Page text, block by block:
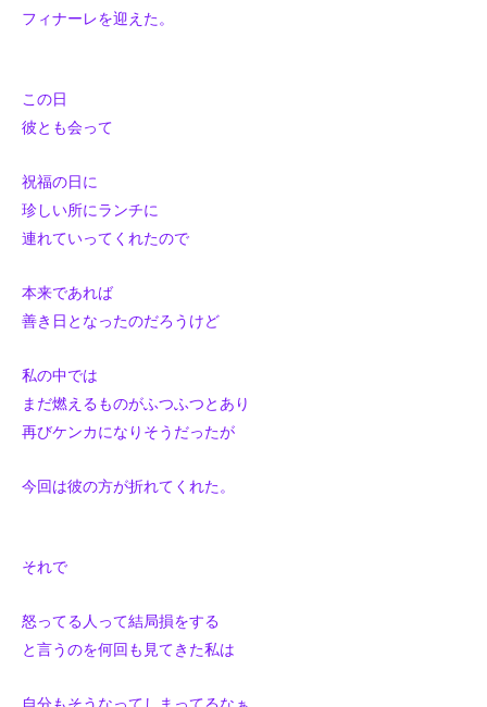
フィナーレを迎えた。
この日
彼とも会って
祝福の日に
珍しい所にランチに
連れていってくれたので
本来であれば
善き日となったのだろうけど
私の中では
まだ燃えるものがふつふつとあり
再びケンカになりそうだったが
今回は彼の方が折れてくれた。
それで
怒ってる人って結局損をする
と言うのを何回も見てきた私は